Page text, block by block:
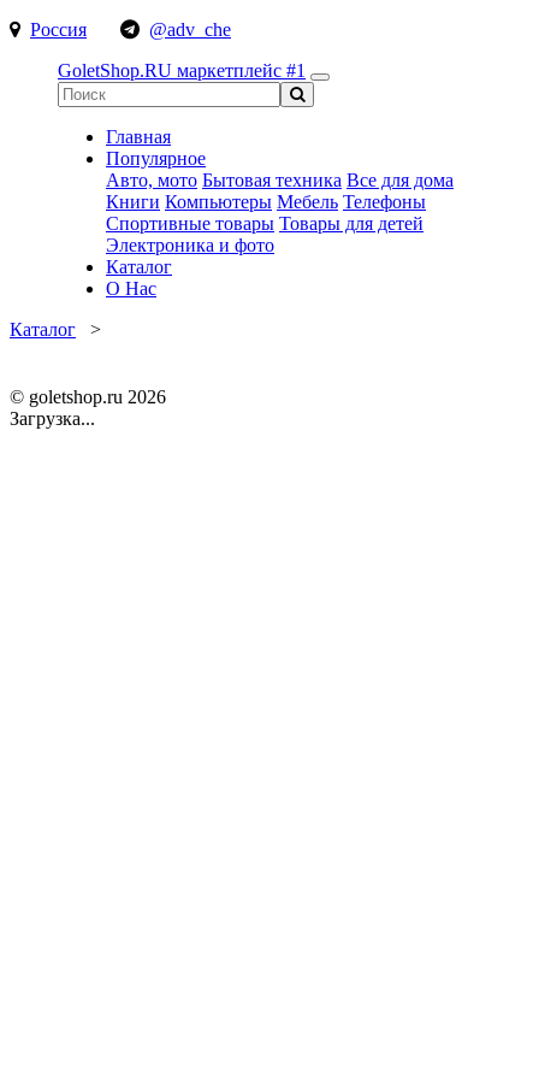
Россия
@adv_che
GoletShop.RU маркетплейс #1
Главная
Популярное
Авто, мото Бытовая техника Все для дома
Книги Компьютеры Мебель Телефоны
Спортивные товары Товары для детей
Электроника и фото
Каталог
О Нас
Каталог >
© goletshop.ru 2026
Загрузка...